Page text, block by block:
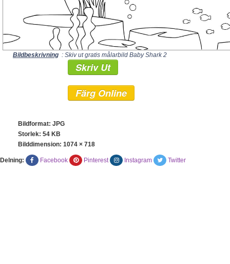
Bildbeskrivning : Skiv ut gratis målarbild Baby Shark 2
Skriv Ut
Färg Online
Bildformat: JPG
Storlek: 54 KB
Bilddimension: 1074 × 718
Delning: Facebook Pinterest Instagram Twitter